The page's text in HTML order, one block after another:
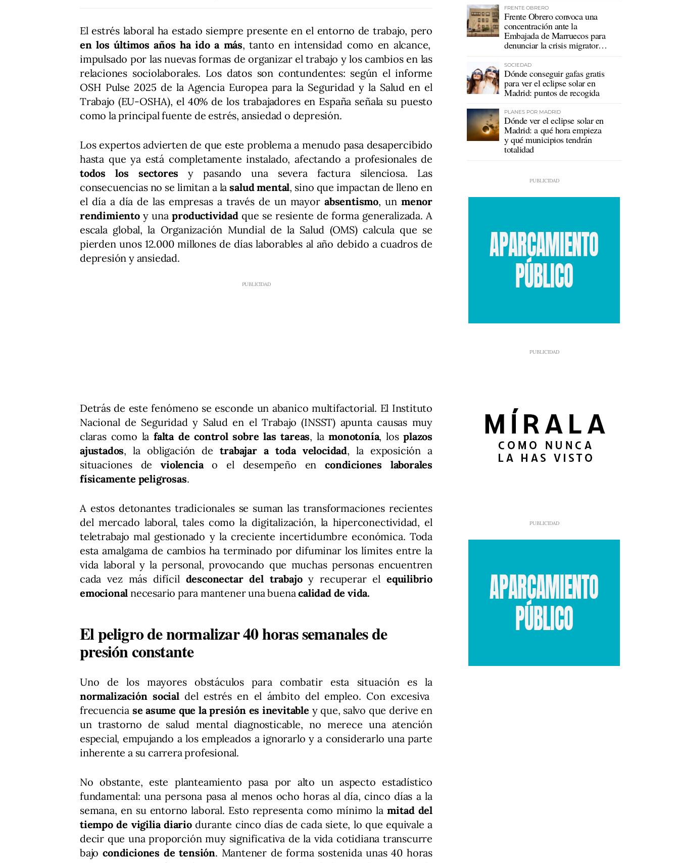
El estrés laboral ha estado siempre presente en el entorno de trabajo, pero
en los últimos años ha ido a más, tanto en intensidad como en alcance,
impulsado por las nuevas formas de organizar el trabajo y los cambios en las
relaciones sociolaborales. Los datos son contundentes: según el informe
OSH Pulse 2025 de la Agencia Europea para la Seguridad y la Salud en el
Trabajo (EU-OSHA), el 40% de los trabajadores en España señala su puesto
como la principal fuente de estrés, ansiedad o depresión.
Los expertos advierten de que este problema a menudo pasa desapercibido
hasta que ya está completamente instalado, afectando a profesionales de
todos los sectores y pasando una severa factura silenciosa. Las
consecuencias no se limitan a la salud mental, sino que impactan de lleno en
el día a día de las empresas a través de un mayor absentismo, un menor
rendimientoy unaproductividadque se resiente de forma generalizada. A
escala global, la Organización Mundial de la Salud (OMS) calcula que se
pierden unos 12.000 millones de días laborables al año debido a cuadros de
depresión y ansiedad.
Detrás de este fenómeno se esconde un abanico multifactorial. El Instituto
Nacional de Seguridad y Salud en el Trabajo (INSST) apunta causas muy
claras como la falta de control sobre las tareas, lamonotonía, losplazos
ajustados, la obligación detrabajar a toda velocidad, la exposición a
situaciones deviolenciao el desempeño encondiciones laborales
físicamente peligrosas.
A estos detonantes tradicionales se suman las transformaciones recientes
del mercado laboral, tales como la digitalización, la hiperconectividad, el
teletrabajo mal gestionado y la creciente incertidumbre económica. Toda
esta amalgama de cambios ha terminado por difuminar los límites entre la
vida laboral y la personal, provocando que muchas personas encuentren
cada vez más difícil desconectar del trabajoy recuperar el equilibrio
emocionalnecesario para mantener una buenacalidad de vida.
El peligro de normalizar 40 horas semanales de
presión constante
Uno de los mayores obstáculos para combatir esta situación es la
normalización socialdel estrés en el ámbito del empleo. Con excesiva
frecuencia se asume que la presión es inevitable y que, salvo que derive en
un trastorno de salud mental diagnosticable, no merece una atención
especial, empujando a los empleados a ignorarlo y a considerarlo una parte
inherente a su carrera profesional.
No obstante, este planteamiento pasa por alto un aspecto estadístico
fundamental: una persona pasa al menos ocho horas al día, cinco días a la
semana, en su entorno laboral. Esto representa como mínimo lamitad del
tiempo de vigilia diariodurante cinco días de cada siete, lo que equivale a
decir que una proporción muy significativa de la vida cotidiana transcurre
bajocondiciones de tensión. Mantener de forma sostenida unas 40 horas
FRENTE OBRERO
Frente Obrero convoca una
concentración ante la
Embajada de Marruecos para
denunciar la crisis migratoria
SOCIEDAD
Dónde conseguir gafas gratis
para ver el eclipse solar en
Madrid: puntos de recogida
PLANES POR MADRID
Dónde ver el eclipse solar en
Madrid: a qué hora empieza
y qué municipios tendrán
totalidad